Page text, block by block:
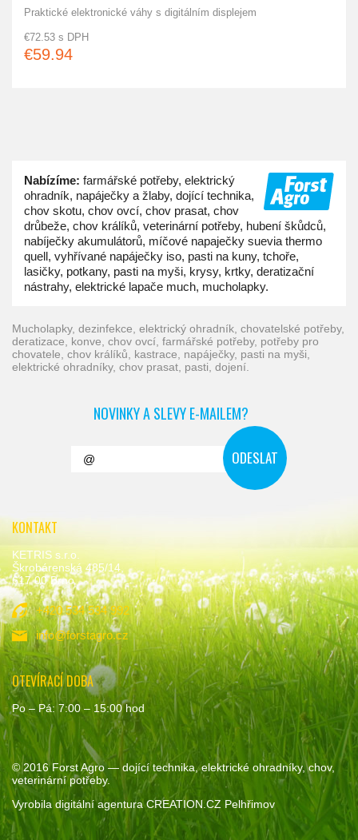
Praktické elektronické váhy s digitálním displejem
€72.53 s DPH
€59.94
Nabízíme: farmářské potřeby, elektrický
ohradník, napáječky a žlaby, dojící technika,
chov skotu, chov ovcí, chov prasat, chov
drůbeže, chov králíků, veterinární potřeby, hubení škůdců,
nabíječky akumulátorů, míčové napaječky suevia thermo
quell, vyhřívané napáječky iso, pasti na kuny, tchoře,
lasičky, potkany, pasti na myši, krysy, krtky, deratizační
nástrahy, elektrické lapače much, mucholapky.
mucholapky, dezinfekce, elektrický ohradník, chovatelské potřeby,
deratizace, konve, chov ovcí, farmářské potřeby, potřeby pro
chovatele, chov králíků, kastrace, napáječky, pasti na myši,
elektrické ohradníky, chov prasat, pasti, dojení.
NOVINKY A SLEVY E-MAILEM?
KONTAKT
KETRIS s.r.o.
Škrobárenská 485/14,
617 00 Brno
+420 534 534 992
info@forstagro.cz
OTEVÍRACÍ DOBA
Po – Pá: 7:00 – 15:00 hod
© 2016Forst Agro— dojící technika, elektrické ohradníky, chov,
veterinární potřeby.
Vyrobila digitální agentura CREATION.CZ Pelhřimov